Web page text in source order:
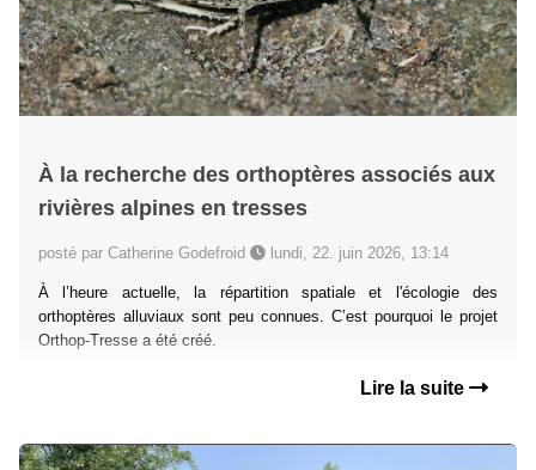
À la recherche des orthoptères associés aux
rivières alpines en tresses
posté par Catherine Godefroid lundi, 22. juin 2026, 13:14
À l’heure actuelle, la répartition spatiale et l'écologie des
orthoptères alluviaux sont peu connues. C’est pourquoi le projet
Orthop-Tresse a été créé.
Lire la suite